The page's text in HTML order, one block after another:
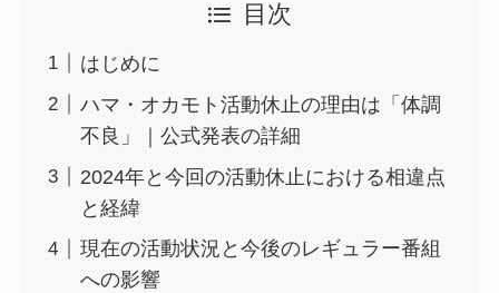
目次
はじめに
ハマ・オカモト活動休止の理由は「体調
不良」｜公式発表の詳細
2024年と今回の活動休止における相違点
と経緯
現在の活動状況と今後のレギュラー番組
への影響